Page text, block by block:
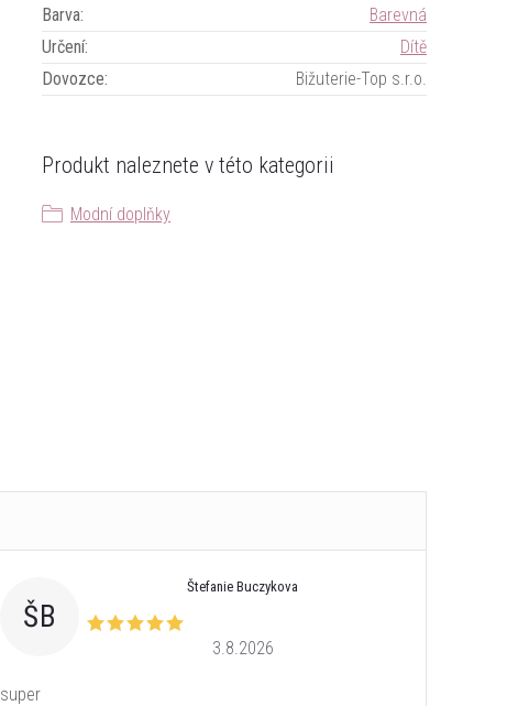
Barva:
Barevná
Určení:
Dítě
Dovozce: Bižuterie-Top s.r.o.
Produkt naleznete v této kategorii
Modní doplňky
ŠB
Štefanie Buczykova
3.8.2026
super